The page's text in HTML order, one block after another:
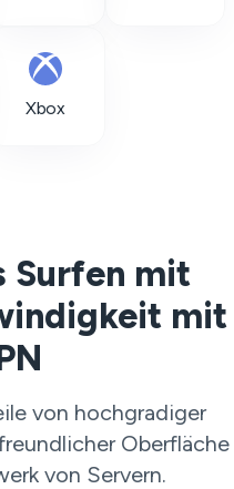
Xbox
Surfen mit
mit
von hochgradiger
Oberfläche
von Servern.